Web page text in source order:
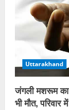
फंसे
Uttarakhand
जंगली मशरूम का
भी मौत, परिवार